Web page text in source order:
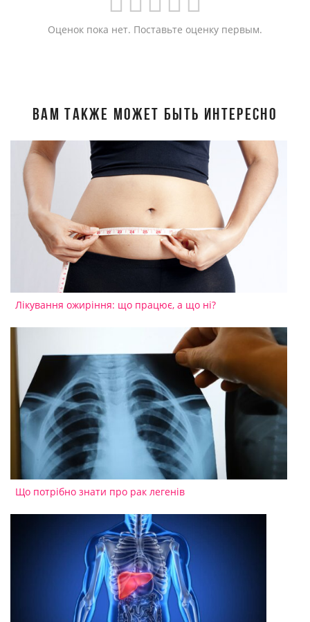
Оценок пока нет. Поставьте оценку первым.
ВАМ ТАКЖЕ МОЖЕТ БЫТЬ ИНТЕРЕСНО
Лікування ожиріння: що працює, а що ні?
Що потрібно знати про рак легенів